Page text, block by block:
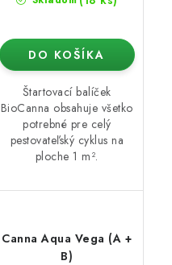
DO KOŠÍKA
Štartovací balíček
BioCanna obsahuje všetko
potrebné pre celý
pestovateľský cyklus na
ploche 1 m².
Canna Aqua Vega (A +
B)